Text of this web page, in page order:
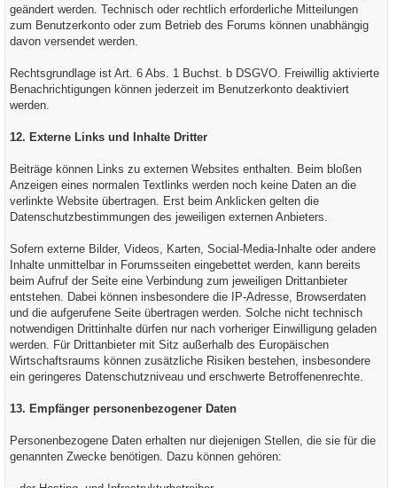
geändert werden. Technisch oder rechtlich erforderliche Mitteilungen
zum Benutzerkonto oder zum Betrieb des Forums können unabhängig
davon versendet werden.
Rechtsgrundlage ist Art. 6 Abs. 1 Buchst. b DSGVO. Freiwillig aktivierte
Benachrichtigungen können jederzeit im Benutzerkonto deaktiviert
werden.
12. Externe Links und Inhalte Dritter
Beiträge können Links zu externen Websites enthalten. Beim bloßen
Anzeigen eines normalen Textlinks werden noch keine Daten an die
verlinkte Website übertragen. Erst beim Anklicken gelten die
Datenschutzbestimmungen des jeweiligen externen Anbieters.
Sofern externe Bilder, Videos, Karten, Social-Media-Inhalte oder andere
Inhalte unmittelbar in Forumsseiten eingebettet werden, kann bereits
beim Aufruf der Seite eine Verbindung zum jeweiligen Drittanbieter
entstehen. Dabei können insbesondere die IP-Adresse, Browserdaten
und die aufgerufene Seite übertragen werden. Solche nicht technisch
notwendigen Drittinhalte dürfen nur nach vorheriger Einwilligung geladen
werden. Für Drittanbieter mit Sitz außerhalb des Europäischen
Wirtschaftsraums können zusätzliche Risiken bestehen, insbesondere
ein geringeres Datenschutzniveau und erschwerte Betroffenenrechte.
13. Empfänger personenbezogener Daten
Personenbezogene Daten erhalten nur diejenigen Stellen, die sie für die
genannten Zwecke benötigen. Dazu können gehören: